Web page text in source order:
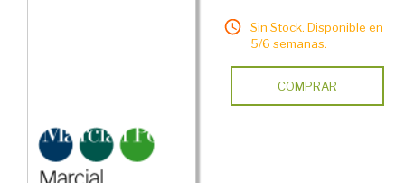
Sin Stock. Disponible en
5/6 semanas.
COMPRAR